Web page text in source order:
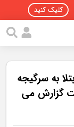
کلیک کنید
به سرگیجه
گزارش می